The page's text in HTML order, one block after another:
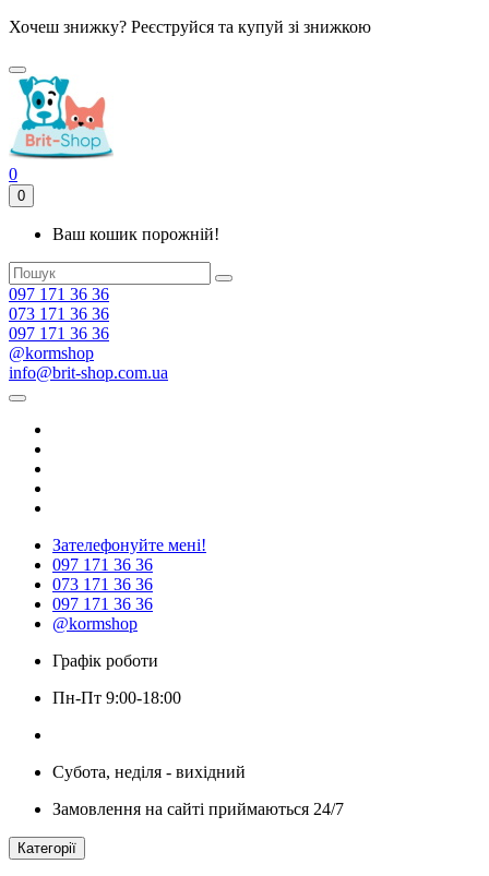
Хочеш знижку? Реєструйся та купуй зі знижкою
0
0
Ваш кошик порожній!
097 171 36 36
073 171 36 36
097 171 36 36
@kormshop
info@brit-shop.com.ua
Зателефонуйте мені!
097 171 36 36
073 171 36 36
097 171 36 36
@kormshop
Графік роботи
Пн-Пт 9:00-18:00
Субота, неділя - вихідний
Замовлення на сайті приймаються 24/7
Категорії